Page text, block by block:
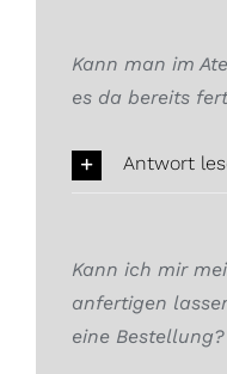
Kann man im
es da bereits
Antwort
Kann ich mir
anfertigen
eine Bestellung?